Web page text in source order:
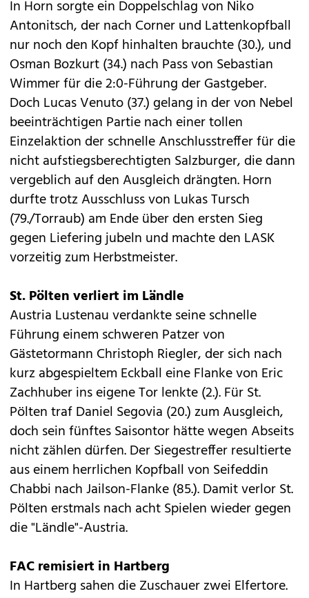
In Horn sorgte ein Doppelschlag von Niko
Antonitsch, der nach Corner und Lattenkopfball
nur noch den Kopf hinhalten brauchte (30.), und
Osman Bozkurt (34.) nach Pass von Sebastian
Wimmer für die 2:0-Führung der Gastgeber.
Doch Lucas Venuto (37.) gelang in der von Nebel
beeinträchtigen Partie nach einer tollen
Einzelaktion der schnelle Anschlusstreffer für die
nicht aufstiegsberechtigten Salzburger, die dann
vergeblich auf den Ausgleich drängten. Horn
durfte trotz Ausschluss von Lukas Tursch
(79./Torraub) am Ende über den ersten Sieg
gegen Liefering jubeln und machte den LASK
vorzeitig zum Herbstmeister.
St. Pölten verliert im Ländle
Austria Lustenau verdankte seine schnelle
Führung einem schweren Patzer von
Gästetormann Christoph Riegler, der sich nach
kurz abgespieltem Eckball eine Flanke von Eric
Zachhuber ins eigene Tor lenkte (2.). Für St.
Pölten traf Daniel Segovia (20.) zum Ausgleich,
doch sein fünftes Saisontor hätte wegen Abseits
nicht zählen dürfen. Der Siegestreffer resultierte
aus einem herrlichen Kopfball von Seifeddin
Chabbi nach Jailson-Flanke (85.). Damit verlor St.
Pölten erstmals nach acht Spielen wieder gegen
die "Ländle"-Austria.
FAC remisiert in Hartberg
In Hartberg sahen die Zuschauer zwei Elfertore.